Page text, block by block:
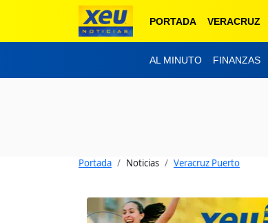
PORTADA VERACRUZ
AL MINUTO FINANZAS
Portada Noticias Veracruz Puerto